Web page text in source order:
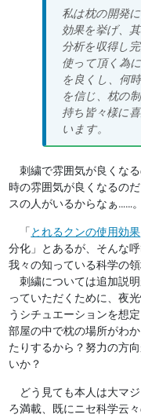
私は枕の開発
効果を挙げ、
分析を収得し
使って頂く為
を良くし、何
を信じ、枕の
持ち皆々様に
います。
刺繍で雰囲気が良くな
時の雰囲気が良くなるの
スの人がいるからなぁ……。
「 とれるクンの使用効果
分化」とあるが、そんな
我々の知っている科学の領
刺繍については追加説
っていただくために、夜
うシチュエーションを想
部屋の中で枕の場所がわ
たりするから？努力の方
いか？
どう見ても本人は大マジ
ろ満載、既にニセ科学云